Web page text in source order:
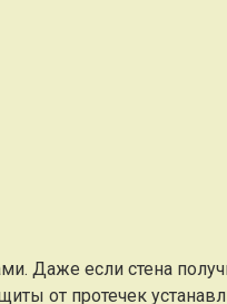
Даже если стена
от протечек